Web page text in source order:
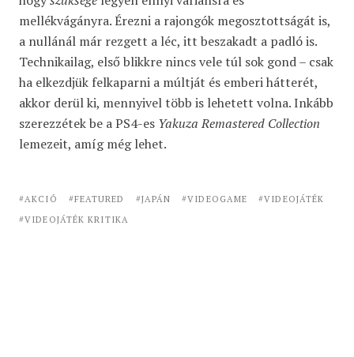
mellékvágányra. Érezni a rajongók megosztottságát is,
a nullánál már rezgett a léc, itt beszakadt a padló is.
Technikailag, első blikkre nincs vele túl sok gond – csak
ha elkezdjük felkaparni a múltját és emberi hátterét,
akkor derül ki, mennyivel több is lehetett volna. Inkább
szerezzétek be a PS4-es Yakuza Remastered Collection
lemezeit, amíg még lehet.
AKCIÓ FEATURED JAPÁN VIDEOGAME
VIDEOJÁTÉK
VIDEOJÁTÉK KRITIKA